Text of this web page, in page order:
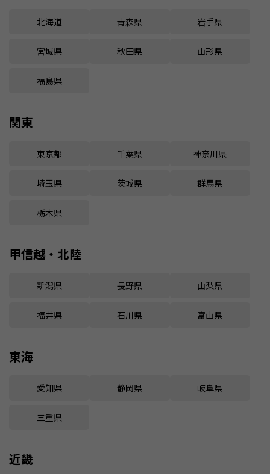
北海道 青森県 岩手県
宮城県 秋田県 山形県
福島県
関東
東京都 千葉県 神奈川県
埼玉県 茨城県 群馬県
栃木県
甲信越・北陸
新潟県 長野県 山梨県
福井県 石川県 富山県
東海
愛知県 静岡県 岐阜県
三重県
近畿